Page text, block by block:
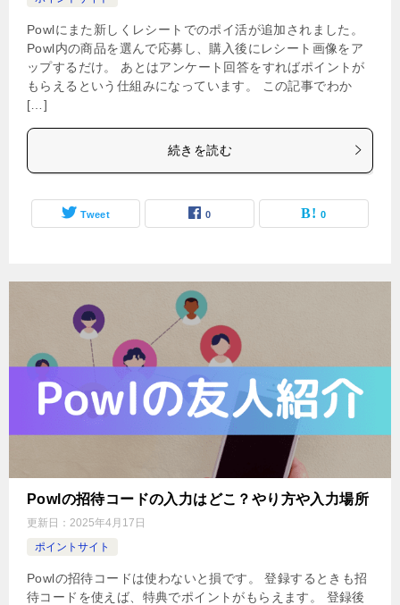
Powlにまた新しくレシートでのポイ活が追加されました。
Powl内の商品を選んで応募し、購入後にレシート画像をア
ップするだけ。 あとはアンケート回答をすればポイントが
もらえるという仕組みになっています。 この記事でわか
[…]
続きを読む
Tweet 0 0
Powlの招待コードの入力はどこ？やり方や入力場所
更新日： 2025年4月17日
ポイントサイト
Powlの招待コードは使わないと損です。 登録するときも招
待コードを使えば、特典でポイントがもらえます。 登録後